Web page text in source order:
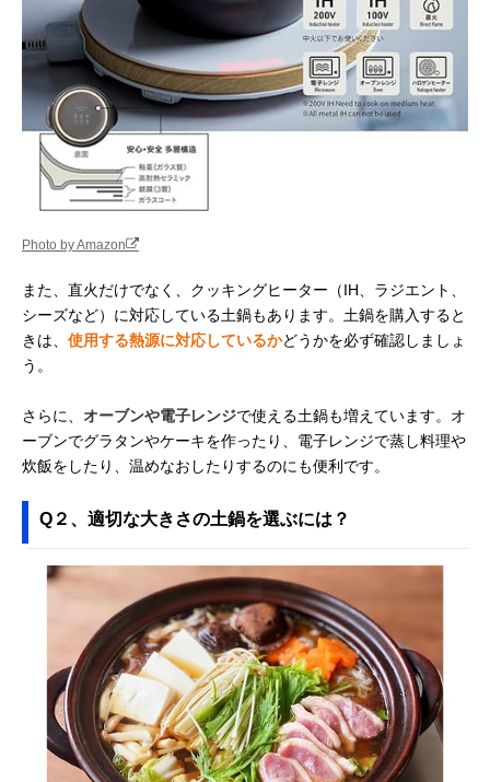
Photo by Amazon
また、直火だけでなく、クッキングヒーター（IH、ラジエント、
シーズなど）に対応している土鍋もあります。土鍋を購入すると
きは、 使用する熱源に対応しているかどうかを必ず確認しましょ
う。
さらに、 オーブンや電子レンジで使える土鍋も増えています。オ
ーブンでグラタンやケーキを作ったり、電子レンジで蒸し料理や
炊飯をしたり、温めなおしたりするのにも便利です。
Q２、適切な大きさの土鍋を選ぶには？